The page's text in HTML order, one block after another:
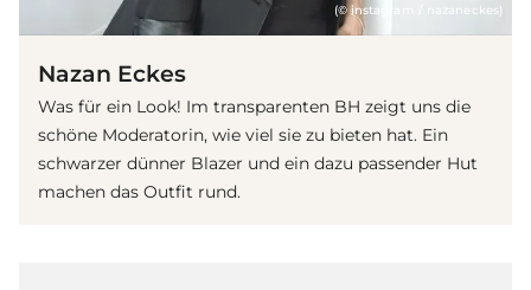
(© instagram / nazaneckes)
Nazan Eckes
Was für ein Look! Im transparenten BH zeigt uns die
schöne Moderatorin, wie viel sie zu bieten hat. Ein
schwarzer dünner Blazer und ein dazu passender Hut
machen das Outfit rund.